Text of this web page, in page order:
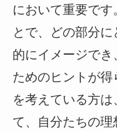
において重要で
とで、どの部分
的にイメージで
ためのヒントが
を考えている方
て、自分たちの理